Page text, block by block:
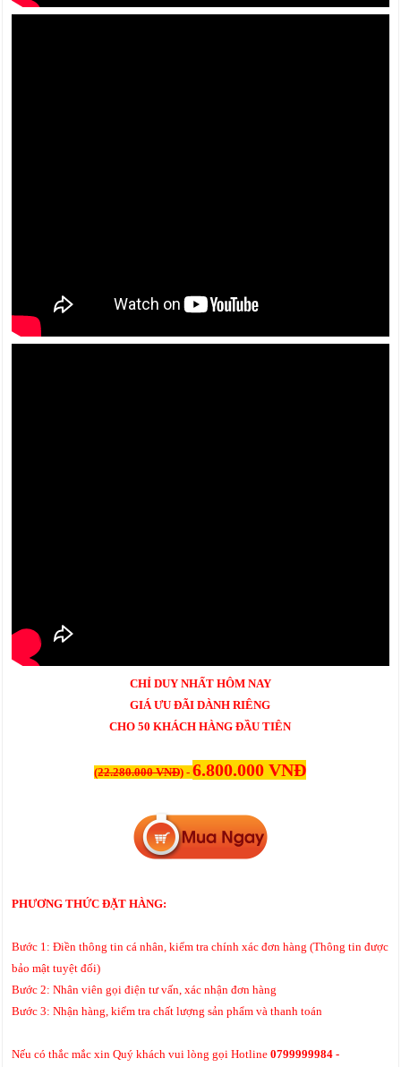
CHỈ DUY NHẤT HÔM NAY
GIÁ ƯU ĐÃI DÀNH RIÊNG
CHO 50 KHÁCH HÀNG ĐẦU TIÊN
(22.280.000 VNĐ) -6.800.000 VNĐ
PHƯƠNG THỨC ĐẶT HÀNG:
Bước 1: Điền thông tin cá nhân, kiểm tra chính xác đơn hàng (Thông tin được
bảo mật tuyệt đối)
Bước 2: Nhân viên gọi điện tư vấn, xác nhận đơn hàng
Bước 3: Nhận hàng, kiểm tra chất lượng sản phẩm và thanh toán
Nếu có thắc mắc xin Quý khách vui lòng gọi Hotline0799999984 -